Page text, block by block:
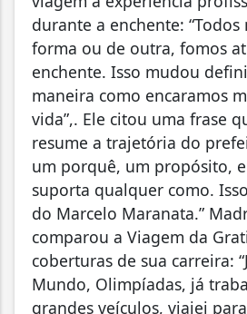
durante a enchente: “Todos
forma ou de outra, fomos
enchente. Isso mudou
maneira como encaramos
vida”,. Ele citou uma frase
resume a trajetória do
um porquê, um propósito,
suporta qualquer como.
do Marcelo Maranata.”
comparou a Viagem da
coberturas de sua carreira:
Mundo, Olimpíadas, já
grandes veículos, viajei